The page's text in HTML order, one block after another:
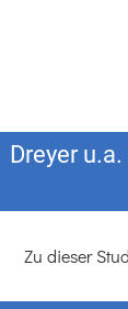
Dreyer
Zu dieser